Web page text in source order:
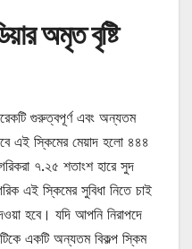
অমৃত বৃষ্টি
গুরুত্বপূর্ণ এবং অন্যতম
এই স্কিমের মেয়াদ হলো ৪৪৪
৭.২৫ শতাংশ হারে সুদ
এই স্কিমের সুবিধা নিতে চাই
হবে। যদি আপনি নিরাপদে
একটি অন্যতম বিকল্প স্কিম